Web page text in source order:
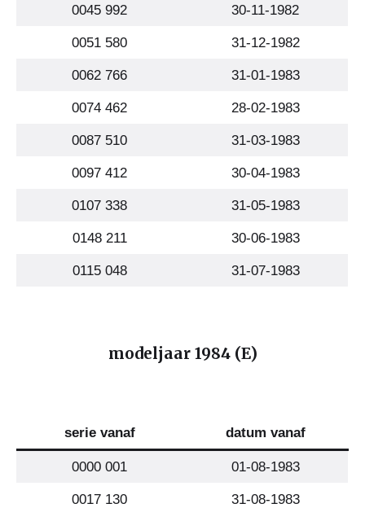
0045 992 30-11-1982
0051 580 31-12-1982
0062 766 31-01-1983
0074 462 28-02-1983
0087 510 31-03-1983
0097 412 30-04-1983
0107 338 31-05-1983
0148 211 30-06-1983
0115 048 31-07-1983
modeljaar 1984 (E)
serie vanaf datum vanaf
0000 001 01-08-1983
0017 130 31-08-1983